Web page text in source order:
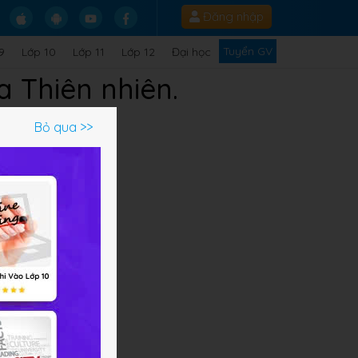
Đăng nhập
Lớp 10 Lớp 11 Lớp 12 Đại học Tuyển GV
Thiên nhiên.
Bỏ qua >>